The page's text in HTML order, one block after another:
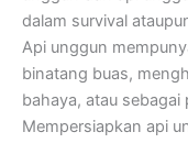
dalam survival
Api unggun
binatang buas,
bahaya, atau
Mempersiapkan api